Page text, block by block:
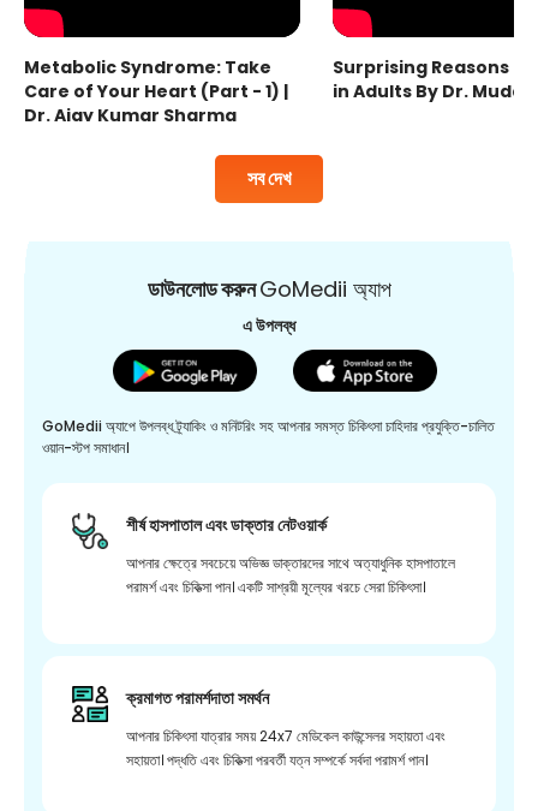
সব দেখ
Metabolic Syndrome: Take
Care of Your Heart (Part - 1) |
Dr. Ajay Kumar Sharma
Surprising Reasons
in Adults By Dr.
ডাউনলোড করুনGoMedii অ্যাপ
এ উপলব্ধ
GoMedii অ্যাপে উপলব্ধ ট্র্যাকিং ও মনিটরিং সহ আপনার সমস্ত চিকিৎসা চাহিদার প্রযুক্তি-চালিত
ওয়ান-স্টপ সমাধান।
শীর্ষ হাসপাতাল এবং ডাক্তার নেটওয়ার্ক
আপনার ক্ষেত্রে সবচেয়ে অভিজ্ঞ ডাক্তারদের সাথে অত্যাধুনিক হাসপাতালে
পরামর্শ এবং চিকিত্সা পান। একটি সাশ্রয়ী মূল্যের খরচে সেরা চিকিৎসা।
ক্রমাগত পরামর্শদাতা সমর্থন
আপনার চিকিৎসা যাত্রার সময় 24x7 মেডিকেল কাউন্সেলর সহায়তা এবং
সহায়তা। পদ্ধতি এবং চিকিত্সা পরবর্তী যত্ন সম্পর্কে সর্বদা পরামর্শ পান।